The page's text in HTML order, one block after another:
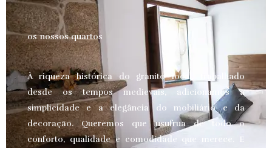
os nossos quartos
À riqueza histórica do granito local, trabalhado
desde os tempos medievais, adicionamos a
simplicidade e a elegância do mobiliário e da
decoração. Queremos que usufrua de todo o
conforto, qualidade e comodidade que merece.
E